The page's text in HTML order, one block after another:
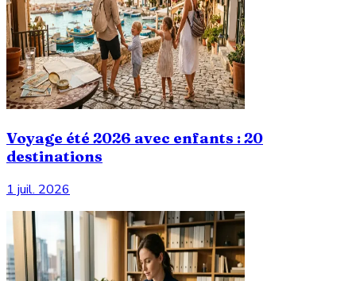
Voyage été 2026 avec enfants : 20
destinations
1 juil. 2026